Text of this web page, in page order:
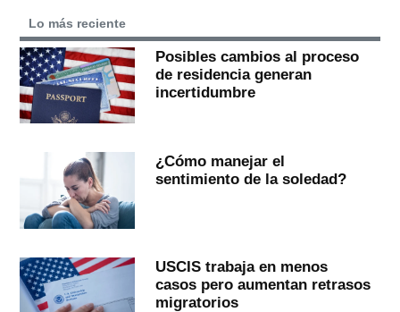
Lo más reciente
Posibles cambios al proceso
de residencia generan
incertidumbre
¿Cómo manejar el
sentimiento de la soledad?
USCIS trabaja en menos
casos pero aumentan retrasos
migratorios